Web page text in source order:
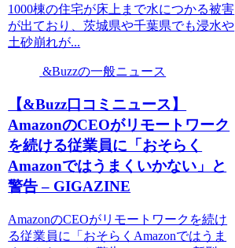
1000棟の住宅が床上まで水につかる被害
が出ており、茨城県や千葉県でも浸水や
土砂崩れが...
&Buzzの一般ニュース
【&Buzz口コミニュース】
AmazonのCEOがリモートワーク
を続ける従業員に「おそらく
Amazonではうまくいかない」と
警告 – GIGAZINE
AmazonのCEOがリモートワークを続け
る従業員に「おそらくAmazonではうま